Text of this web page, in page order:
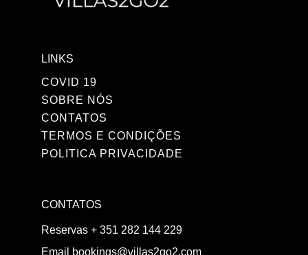
LINKS
COVID 19
SOBRE NÓS
CONTATOS
TERMOS E CONDIÇÕES
POLITICA PRIVACIDADE
CONTATOS
Reservas + 351 282 144 229
Email
bookings@villas2go2.com